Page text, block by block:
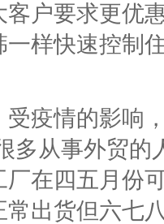
客户要求更优
样快速控制
受疫情的影响
多从事外贸
在四五月份
出货但六七